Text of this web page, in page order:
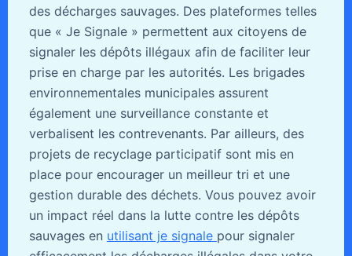
des décharges sauvages. Des plateformes telles
que « Je Signale » permettent aux citoyens de
signaler les dépôts illégaux afin de faciliter leur
prise en charge par les autorités. Les brigades
environnementales municipales assurent
également une surveillance constante et
verbalisent les contrevenants. Par ailleurs, des
projets de recyclage participatif sont mis en
place pour encourager un meilleur tri et une
gestion durable des déchets. Vous pouvez avoir
un impact réel dans la lutte contre les dépôts
sauvages en utilisant je signale pour signaler